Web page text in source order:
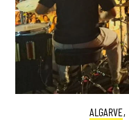
ALGARVE,